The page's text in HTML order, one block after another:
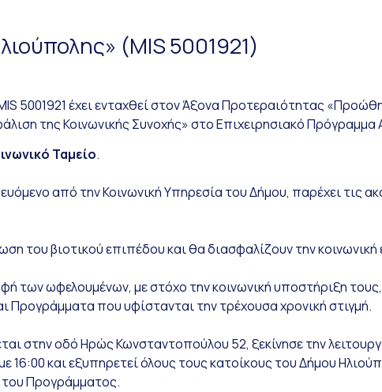
(MIS 5001921)
5001921 έχει ενταχθεί στον Άξονα Προτεραιότητας
της Κοινωνικής Συνοχής» στο Επιχειρησιακό Πρόγραμμα
Ταμείο.
από την Κοινωνική Υπηρεσία του Δήμου, παρέχει τις
του βιοτικού επιπέδου και θα διασφαλίζουν την
των ωφελουμένων, με στόχο την κοινωνική υποστήριξη
Προγράμματα που υφίστανται την τρέχουσα χρονική στιγμή.
στην οδό Ηρώς Κωνσταντοπούλου 52, ξεκίνησε την
και εξυπηρετεί όλους τους κατοίκους του Δήμου
Προγράμματος.